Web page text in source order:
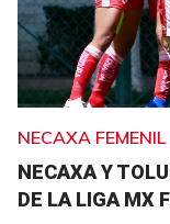
NECAXA FEMENIL
NECAXA Y
DE LA LIGA MX